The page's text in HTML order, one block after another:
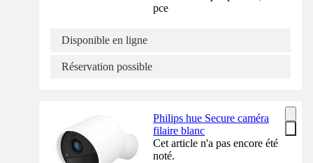
pce
Disponible en ligne
Réservation possible
Philips hue Secure caméra
filaire blanc
Cet article n'a pas encore été
noté.